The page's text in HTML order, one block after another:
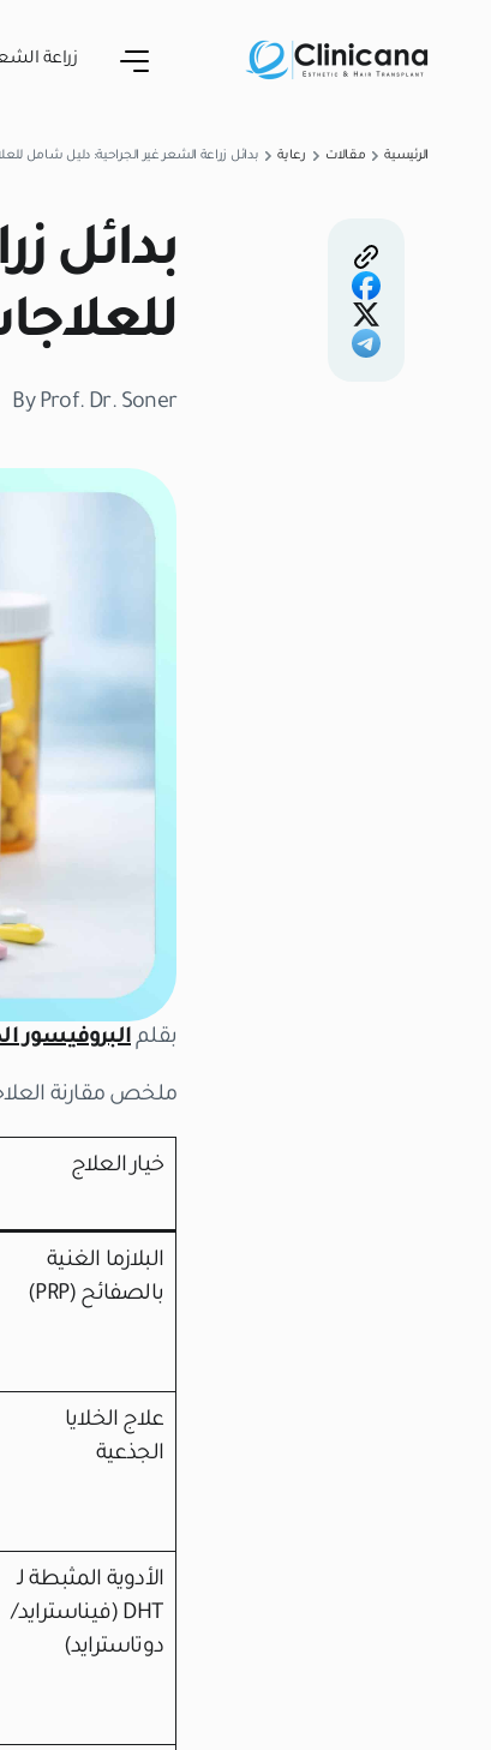
زراعة
الرئيسية مقالات رعاية بدائل زراعة الشعر غير الجراحية: دليل شامل
بدائل
By Prof. Dr. Soner
بقلم البروفيسور
ملخص مقارنة
خيار العلاج
البلازما الغنية
بالصفائح (PRP)
علاج الخلايا
الجذعية
الأدوية المثبطة لـ
DHT (فيناسترايد/
دوتاسترايد)